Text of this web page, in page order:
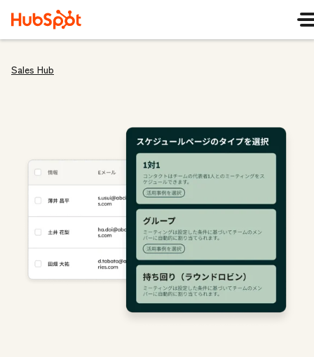
Sales Hub